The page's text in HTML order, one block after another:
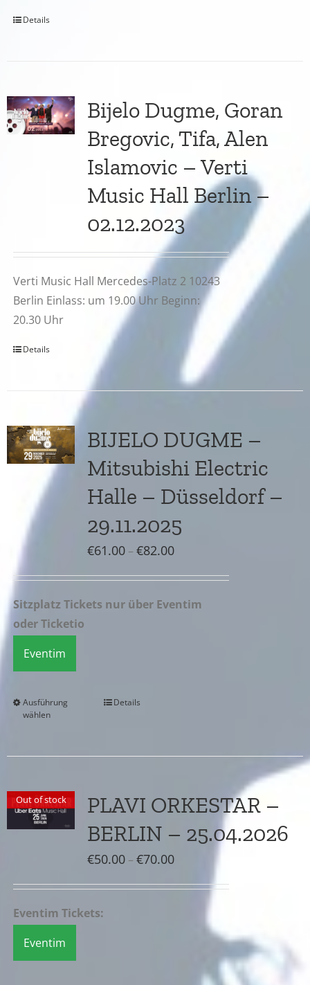
Details
Bijelo Dugme, Goran
Bregovic, Tifa, Alen
Islamovic – Verti
Music Hall Berlin –
02.12.2023
Verti Music Hall Mercedes-Platz 2 10243
Berlin Einlass: um 19.00 Uhr Beginn:
20.30 Uhr
Details
BIJELO DUGME –
Mitsubishi Electric
Halle – Düsseldorf –
29.11.2025
€61.00 – €82.00Preisspanne:
€82.00
Sitzplatz Tickets nur über Eventim
oder Ticketio
Eventim
Ausführung
wählen
Details
Out of stock
PLAVI ORKESTAR –
BERLIN – 25.04.2026
€50.00 – €70.00Preisspanne:
Eventim Tickets:
Eventim